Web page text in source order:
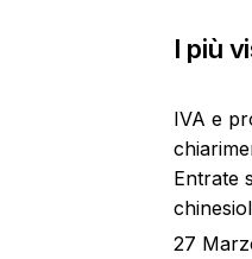
I più
IVA e
Entrate
27